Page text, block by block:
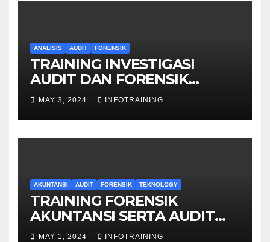
ANALISIS AUDIT FORENSIK
TRAINING INVESTIGASI
AUDIT DAN FORENSIK
KEUANGAN
MAY 3, 2024 INFOTRAINING
AKUNTANSI AUDIT FORENSIK TEKNOLOGY
TRAINING FORENSIK
AKUNTANSI SERTA AUDIT
PENYELIDIKAN
MAY 1, 2024 INFOTRAINING